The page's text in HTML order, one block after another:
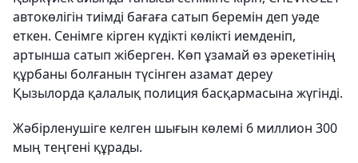
автокөлігін тиімді бағаға сатып беремін деп уәде
еткен. Сенімге кірген күдікті көлікті иемденіп,
артынша сатып жіберген. Көп ұзамай өз әрекетінің
құрбаны болғанын түсінген азамат дереу
Қызылорда қалалық полиция басқармасына жүгінді.
Жәбірленушіге келген шығын көлемі 6 миллион 300
мың теңгені құрады.